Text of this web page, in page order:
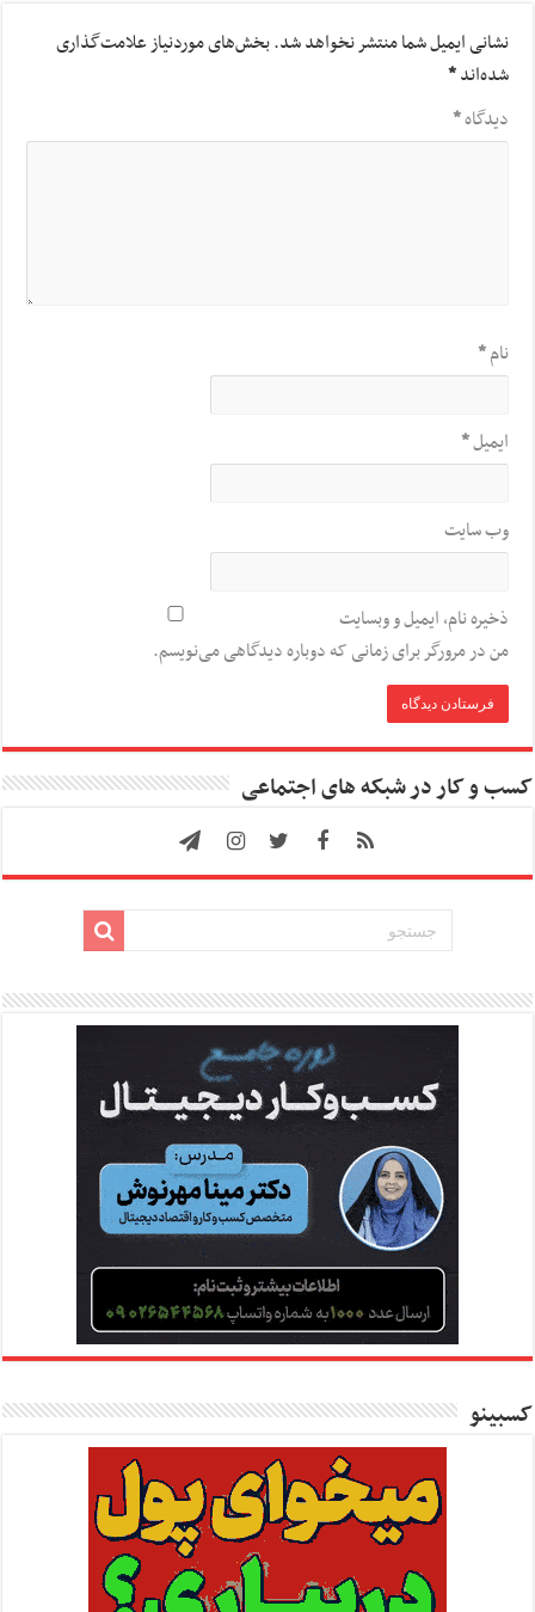
نشانی ایمیل شما منتشر نخواهد شد.بخش‌های موردنیاز علامت‌گذاری
شده‌اند*
دیدگاه*
نام*
ایمیل*
وب‌ سایت
ذخیره نام، ایمیل و وبسایت
من در مرورگر برای زمانی که دوباره دیدگاهی می‌نویسم.
کسب و کار در شبکه های اجتماعی
کسبینو